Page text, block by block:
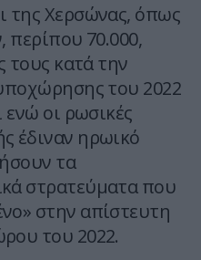
της Χερσώνας, όπως
περίπου 70.000,
τους κατά την
του 2022
ενώ οι ρωσικές
έδιναν ηρωικό
τα
στρατεύματα που
στην απίστευτη
του 2022.